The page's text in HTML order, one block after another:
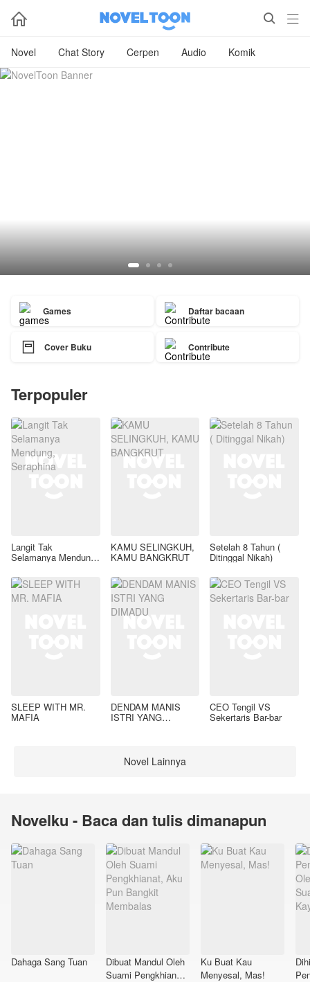
  
Novel Chat Story Cerpen Audio Komik
Games Daftar bacaan
 Cover Buku Contribute
Terpopuler
Langit Tak
Selamanya Mendung,
KAMU SELINGKUH,
KAMU BANGKRUT
Setelah 8 Tahun (
Ditinggal Nikah)
SLEEP WITH MR.
MAFIA
DENDAM MANIS
ISTRI YANG
CEO Tengil VS
Sekertaris Bar-bar
Novel Lainnya
Novelku - Baca dan tulis dimanapun
Dahaga Sang Tuan
Dibuat Mandul Oleh
Suami Pengkhianat,
Ku Buat Kau
Menyesal, Mas!